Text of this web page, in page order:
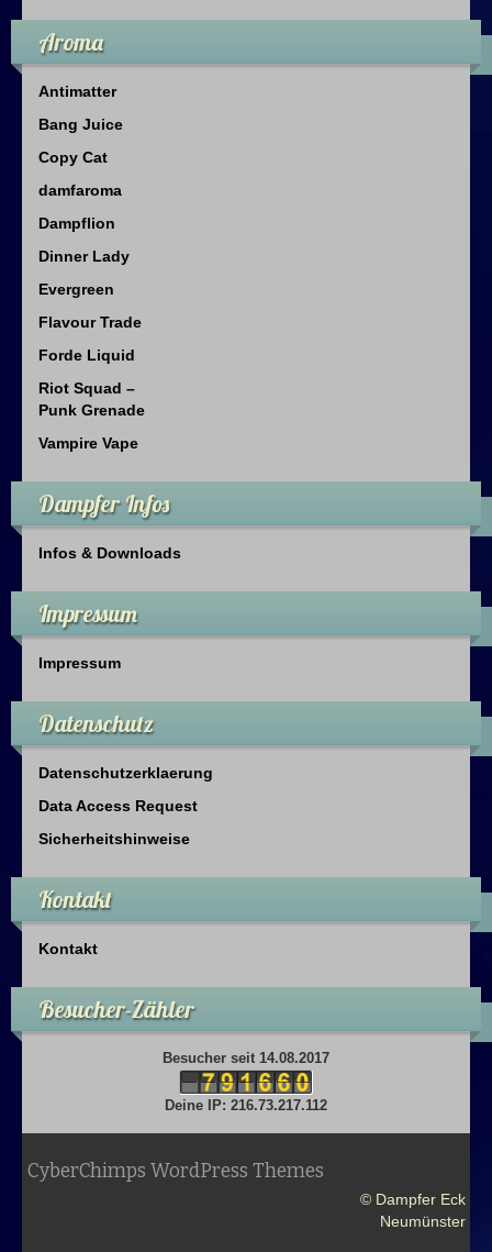
Aroma
Antimatter
Bang Juice
Copy Cat
damfaroma
Dampflion
Dinner Lady
Evergreen
Flavour Trade
Forde Liquid
Riot Squad –
Punk Grenade
Vampire Vape
Dampfer Infos
Infos & Downloads
Impressum
Impressum
Datenschutz
Datenschutzerklaerung
Data Access Request
Sicherheitshinweise
Kontakt
Kontakt
Besucher-Zähler
Besucher seit 14.08.2017
Deine IP: 216.73.217.112
CyberChimps WordPress Themes
© Dampfer Eck
Neumünster